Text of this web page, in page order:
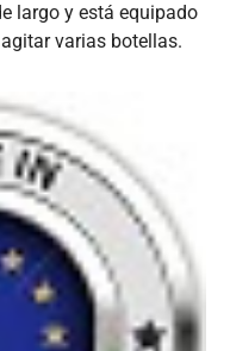
largo y está equipado
varias botellas.